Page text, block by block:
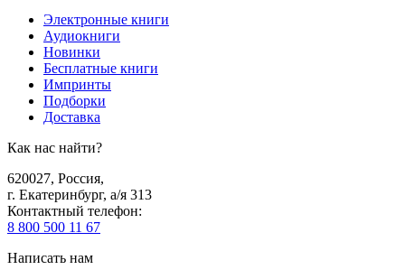
Электронные книги
Аудиокниги
Новинки
Бесплатные книги
Импринты
Подборки
Доставка
Как нас найти?
620027, Россия,
г. Екатеринбург, а/я 313
Контактный телефон:
8 800 500 11 67
Написать нам